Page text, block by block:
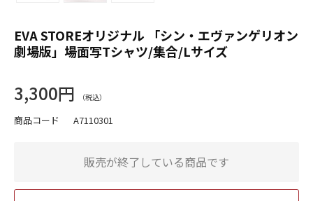
EVA STOREオリジナル 「シン・エヴァンゲリオン
劇場版」場面写Tシャツ/集合/Lサイズ
3,300円
商品コード A7110301
販売が終了している商品です